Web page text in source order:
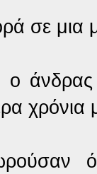
σε μια
ο
χρόνια